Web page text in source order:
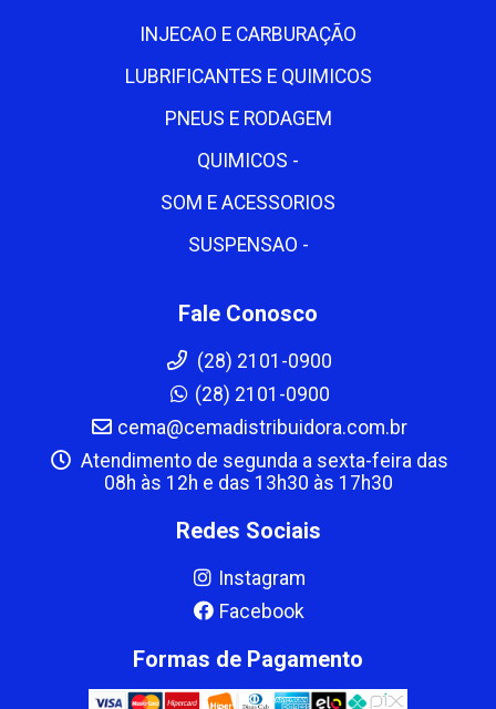
INJECAO E CARBURAÇÃO
LUBRIFICANTES E QUIMICOS
PNEUS E RODAGEM
QUIMICOS -
SOM E ACESSORIOS
SUSPENSAO -
Fale Conosco
(28) 2101-0900
(28) 2101-0900
cema@cemadistribuidora.com.br
Atendimento de segunda a sexta-feira das
08h às 12h e das 13h30 às 17h30
Redes Sociais
Instagram
Facebook
Formas de Pagamento